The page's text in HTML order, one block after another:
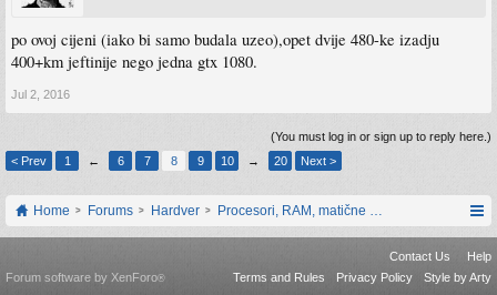
po ovoj cijeni (iako bi samo budala uzeo),opet dvije 480-ke izadju
400+km jeftinije nego jedna gtx 1080.
Jul 2, 2016
(You must log in or sign up to reply here.)
< Prev
1 ← 6 7 8 9 10 → 20 Next >
Home Forums Hardver Procesori, RAM, matične ploče i grafičke
Contact Us
Help
Terms and Rules
Privacy Policy Style by Arty
Forum software by XenForo®